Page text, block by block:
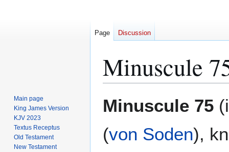
Minuscule
toto
Minuscule 75
(von Soden),
Page Discussion
Main page
King James Version
KJV 2023
Textus Receptus
Old Testament
New Testament